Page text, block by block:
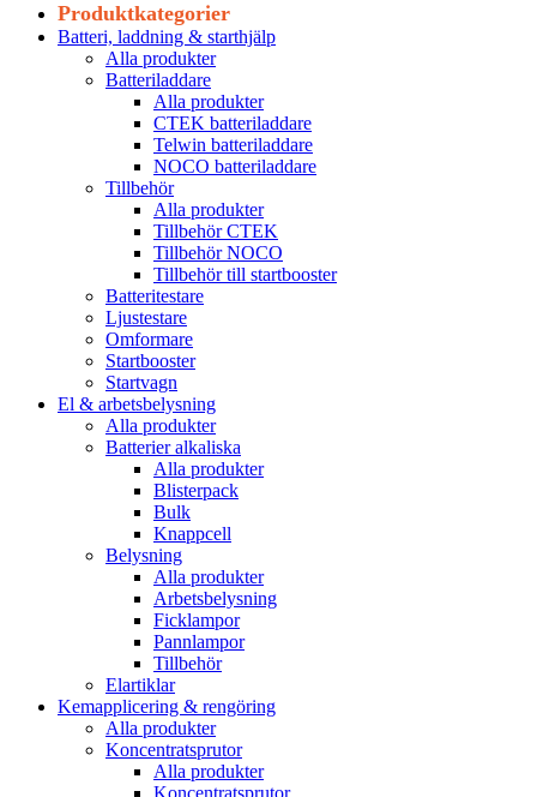
Produktkategorier
Batteri, laddning & starthjälp
Alla produkter
Batteriladdare
Alla produkter
CTEK batteriladdare
Telwin batteriladdare
NOCO batteriladdare
Tillbehör
Alla produkter
Tillbehör CTEK
Tillbehör NOCO
Tillbehör till startbooster
Batteritestare
Ljustestare
Omformare
Startbooster
Startvagn
El & arbetsbelysning
Alla produkter
Batterier alkaliska
Alla produkter
Blisterpack
Bulk
Knappcell
Belysning
Alla produkter
Arbetsbelysning
Ficklampor
Pannlampor
Tillbehör
Elartiklar
Kemapplicering & rengöring
Alla produkter
Koncentratsprutor
Alla produkter
Koncentratsprutor